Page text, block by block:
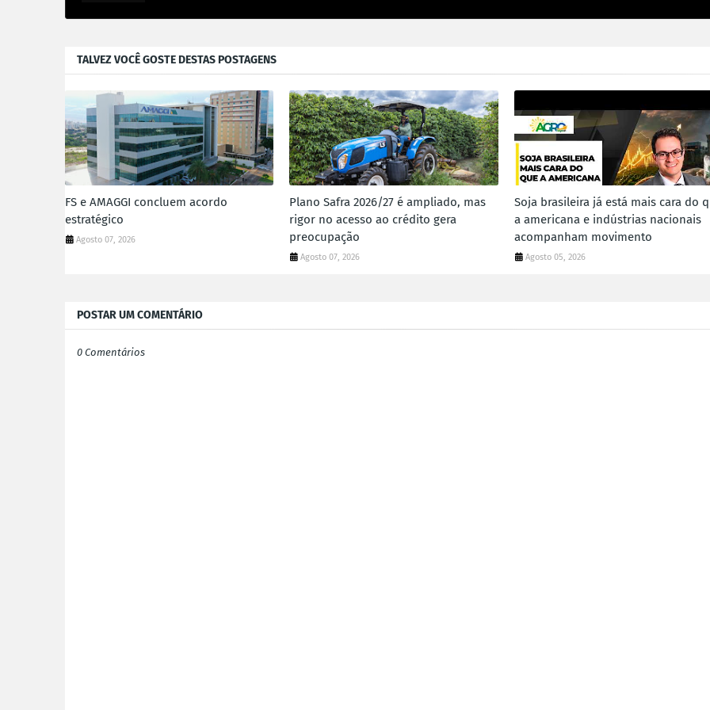
TALVEZ VOCÊ GOSTE DESTAS POSTAGENS
FS e AMAGGI concluem acordo
estratégico
Agosto 07, 2026
Plano Safra 2026/27 é ampliado, mas
rigor no acesso ao crédito gera
preocupação
Agosto 07, 2026
Soja brasileira já está mais cara do
a americana e indústrias nacionais
acompanham movimento
Agosto 05, 2026
POSTAR UM COMENTÁRIO
0 Comentários